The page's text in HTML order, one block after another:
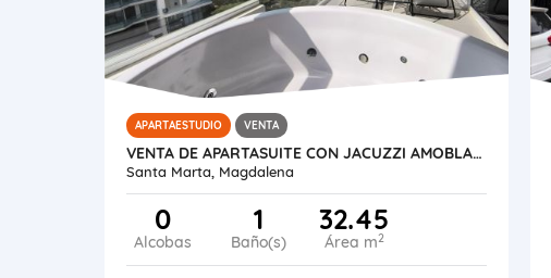
APARTAESTUDIO VENTA
VENTA DE APARTASUITE CON JACUZZI AMOBLA BELLO HORIZONTE (USO TURISMO)
Santa Marta, Magdalena
0
Alcobas
1
Baño(s)
32.45
Área m2